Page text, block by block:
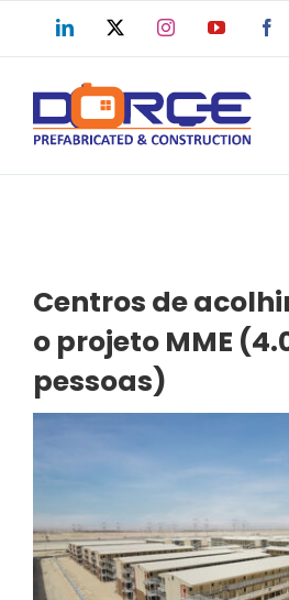
to
content
LinkedIn InstagramYouTube
Centros de
o projeto MME
pessoas)